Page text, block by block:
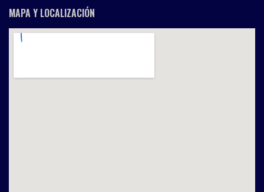
MAPA Y LOCALIZACIÓN